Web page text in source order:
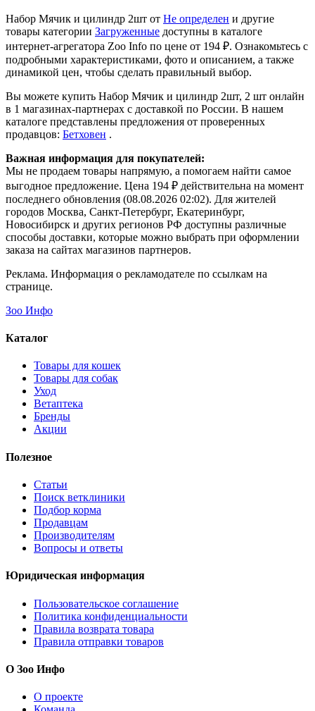
Набор Мячик и цилиндр 2шт от Не определен и другие
товары категории Загруженные доступны в каталоге
интернет-агрегатора Zoo Info по цене от 194 ₽. Ознакомьтесь с
подробными характеристиками, фото и описанием, а также
динамикой цен, чтобы сделать правильный выбор.
Вы можете купить Набор Мячик и цилиндр 2шт, 2 шт онлайн
в 1 магазинах-партнерах с доставкой по России. В нашем
каталоге представлены предложения от проверенных
продавцов: Бетховен .
Важная информация для покупателей:
Мы не продаем товары напрямую, а помогаем найти самое
выгодное предложение. Цена 194 ₽ действительна на момент
последнего обновления (08.08.2026 02:02). Для жителей
городов Москва, Санкт-Петербург, Екатеринбург,
Новосибирск и других регионов РФ доступны различные
способы доставки, которые можно выбрать при оформлении
заказа на сайтах магазинов партнеров.
Реклама. Информация о рекламодателе по ссылкам на
странице.
Зоо Инфо
Каталог
Товары для кошек
Товары для собак
Уход
Ветаптека
Бренды
Акции
Полезное
Статьи
Поиск ветклиники
Подбор корма
Продавцам
Производителям
Вопросы и ответы
Юридическая информация
Пользовательское соглашение
Политика конфиденциальности
Правила возврата товара
Правила отправки товаров
О Зоо Инфо
О проекте